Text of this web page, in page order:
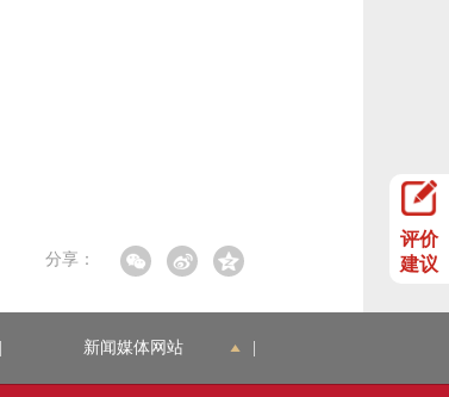
分享：
评价
建议
新闻媒体网站